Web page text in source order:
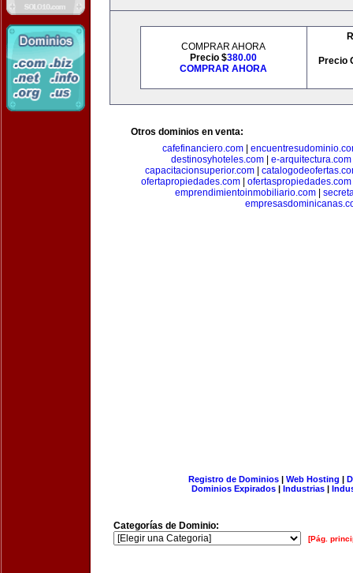
COMPRAR AHORA
Precio $380.00
COMPRAR AHORA
Precio
Otros dominios en venta:
cafefinanciero.com
destinosyhoteles.com
e-arquitectura.com
capacitacionsuperior.com
ofertapropiedades.com
ofertaspropiedades.com
emprendimientoinmobiliario.com|
Registro de Dominios| Web Hosting |
Dominios Expirados | Industrias |
Categorías de Dominio:
[Pág.